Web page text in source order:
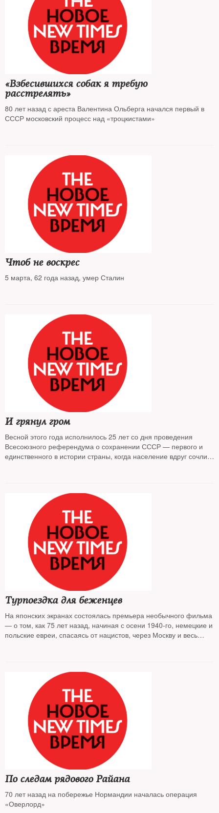
«Взбесившихся собак я требую
расстрелять»
80 лет назад с ареста Валентина Ольберга начался первый в
СССР московский процесс над «троцкистами»
Чтоб не воскрес
5 марта, 62 года назад, умер Сталин
И грянул гром
Весной этого года исполнилось 25 лет со дня проведения
Всесоюзного референдума о сохранении СССР — первого и
единственного в истории страны, когда население вдруг сочли
абсолютное большинство голосовавших (76,43%) высказались
за сохранение «СССР как обновленной федерации
равноправных суверенных республик». Однако империя была
обречена, ее провинции одна за другой декларировали свое
намерение выйти из Союза и перестать подчиняться
метрополии. The New Times открывает цикл публикаций,
посвященный событиям того судьбоносного года. Первая из них
приурочена к юбилею 9 апреля 1991 года, когда Верховный
Совет Грузии принял Акт о восстановлении государственной
независимости республики
Турпоездка для беженцев
На японских экранах состоялась премьера необычного фильма
— о том, как 75 лет назад, начиная с осени 1940-го, немецкие и
польские евреи, спасаясь от нацистов, через Москву и весь
По следам рядового Райана
70 лет назад на побережье Нормандии началась операция
«Оверлорд»